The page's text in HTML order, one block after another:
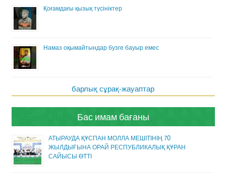
Қоғамдағы қызық түсініктер
Намаз оқымайтындар бузге бауыр емес
барлық сұрақ-жауаптар
Бас имам бағаны
АТЫРАУДА ҚҰСПАН МОЛЛА МЕШІТІНІҢ 70
ЖЫЛДЫҒЫНА ОРАЙ РЕСПУБЛИКАЛЫҚ ҚҰРАН
САЙЫСЫ ӨТТІ